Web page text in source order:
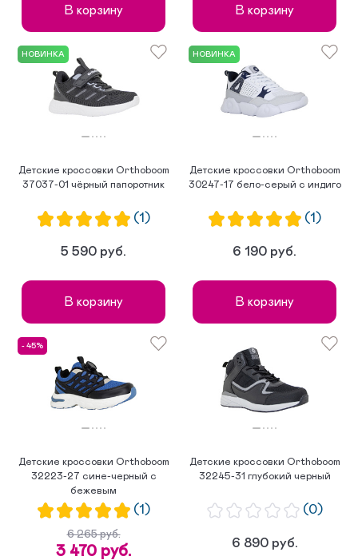
В корзину В корзину
НОВИНКА
Детские кроссовки Orthoboom
37037-01 чёрный папоротник
(1)
5 590 руб.
В корзину
НОВИНКА
Детские кроссовки Orthoboom
30247-17 бело-серый с индиго
(1)
6 190 руб.
В корзину
- 45%
Детские кроссовки Orthoboom
32223-27 сине-черный с
бежевым
(1)
6 265 руб.
3 470 руб.
Детские кроссовки Orthoboom
32245-31 глубокий черный
(0)
6 890 руб.